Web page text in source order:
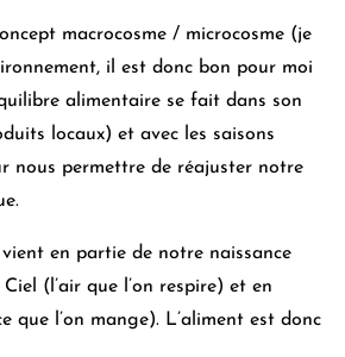
macrocosme / microcosme (je
il est donc bon pour moi
alimentaire se fait dans son
locaux) et avec les saisons
nous permettre de réajuster notre
en partie de notre naissance
(l’air que l’on respire) et en
que l’on mange). L’aliment est donc